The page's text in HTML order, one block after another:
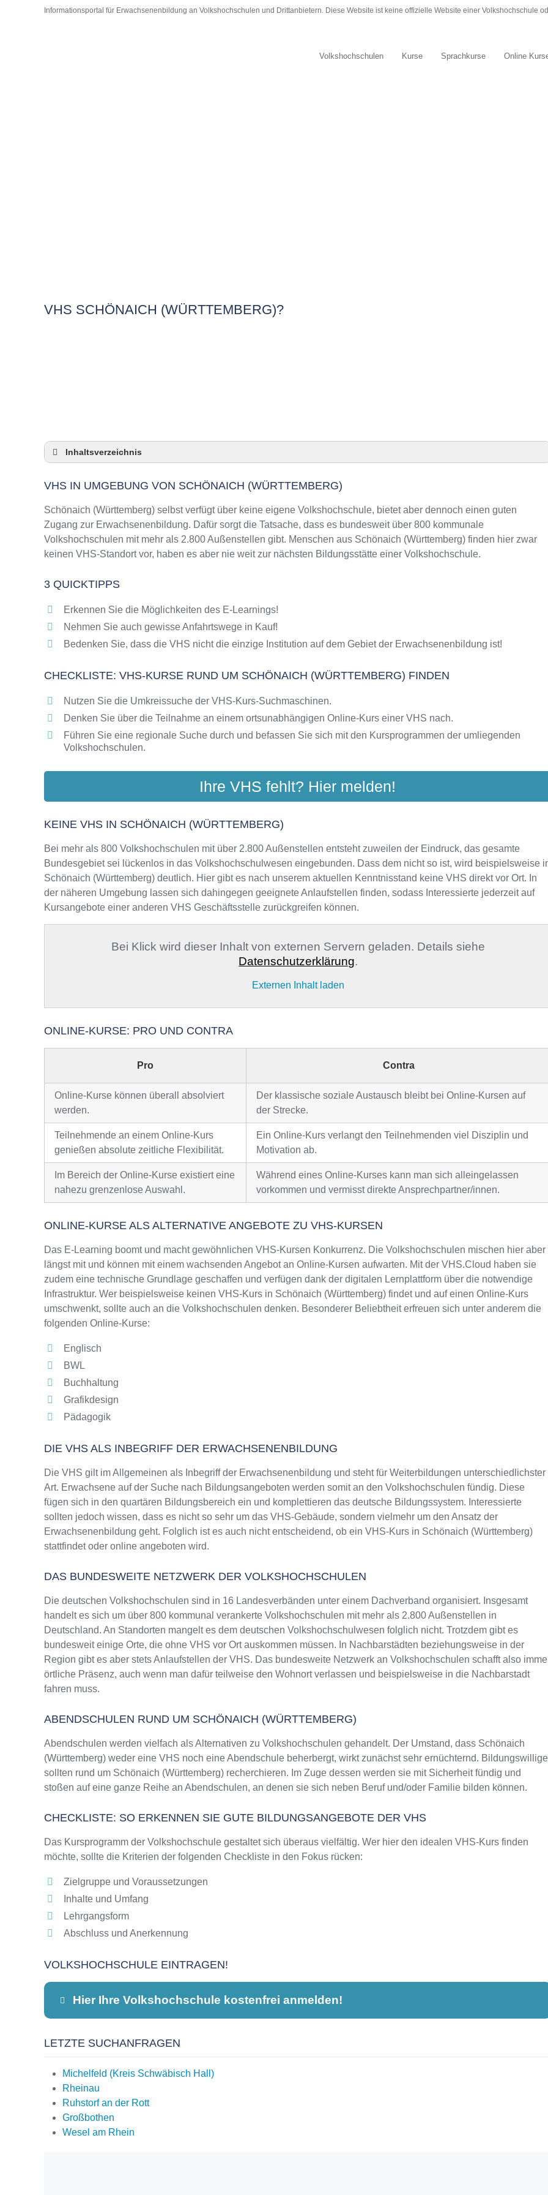
Informationsportal für Erwachsenenbildung an Volkshochschulen und Drittanbietern. Diese Website ist keine offizielle Website einer Volkshochschule
Volkshochschulen Kurse Sprachkurse Online
VHS SCHÖNAICH (WÜRTTEMBERG)?
Inhaltsverzeichnis
3 Quicktipps
Checkliste: VHS-Kurse rund um Schönaich (Württemberg) finden
Keine VHS in Schönaich (Württemberg)
Online-Kurse: Pro und Contra
Online-Kurse als alternative Angebote zu VHS-Kursen
Das bundesweite Netzwerk der Volkshochschulen
Abendschulen rund um Schönaich (Württemberg)
Checkliste: So erkennen Sie gute Bildungsangebote der VHS
VHS IN UMGEBUNG VON SCHÖNAICH (WÜRTTEMBERG)
Schönaich (Württemberg) selbst verfügt über keine eigene Volkshochschule, bietet aber dennoch einen guten
Zugang zur Erwachsenenbildung. Dafür sorgt die Tatsache, dass es bundesweit über 800 kommunale
Volkshochschulen mit mehr als 2.800 Außenstellen gibt. Menschen aus Schönaich (Württemberg) finden hier zwar
keinen VHS-Standort vor, haben es aber nie weit zur nächsten Bildungsstätte einer Volkshochschule.
3 QUICKTIPPS
Erkennen Sie die Möglichkeiten des E-Learnings!
Nehmen Sie auch gewisse Anfahrtswege in Kauf!
Bedenken Sie, dass die VHS nicht die einzige Institution auf dem Gebiet der Erwachsenenbildung ist!
CHECKLISTE: VHS-KURSE RUND UM SCHÖNAICH (WÜRTTEMBERG) FINDEN
Nutzen Sie die Umkreissuche der VHS-Kurs-Suchmaschinen.
Denken Sie über die Teilnahme an einem ortsunabhängigen Online-Kurs einer VHS nach.
Führen Sie eine regionale Suche durch und befassen Sie sich mit den Kursprogrammen der umliegenden
Volkshochschulen.
Ihre VHS fehlt? Hier melden!
KEINE VHS IN SCHÖNAICH (WÜRTTEMBERG)
Bei mehr als 800 Volkshochschulen mit über 2.800 Außenstellen entsteht zuweilen der Eindruck, das gesamte
Bundesgebiet sei lückenlos in das Volkshochschulwesen eingebunden. Dass dem nicht so ist, wird beispielsweise
Schönaich (Württemberg) deutlich. Hier gibt es nach unserem aktuellen Kenntnisstand keine VHS direkt vor Ort. In
der näheren Umgebung lassen sich dahingegen geeignete Anlaufstellen finden, sodass Interessierte jederzeit auf
Kursangebote einer anderen VHS Geschäftsstelle zurückgreifen können.
Bei Klick wird dieser Inhalt von externen Servern geladen. Details siehe
Datenschutzerklärung.
Externen Inhalt laden
ONLINE-KURSE: PRO UND CONTRA
Pro Contra
Online-Kurse können überall absolviert
werden.
Der klassische soziale Austausch bleibt bei Online-Kursen auf
der Strecke.
Teilnehmende an einem Online-Kurs
genießen absolute zeitliche Flexibilität.
Ein Online-Kurs verlangt den Teilnehmenden viel Disziplin und
Motivation ab.
Im Bereich der Online-Kurse existiert eine
nahezu grenzenlose Auswahl.
Während eines Online-Kurses kann man sich alleingelassen
vorkommen und vermisst direkte Ansprechpartner/innen.
ONLINE-KURSE ALS ALTERNATIVE ANGEBOTE ZU VHS-KURSEN
Das E-Learning boomt und macht gewöhnlichen VHS-Kursen Konkurrenz. Die Volkshochschulen mischen hier aber
längst mit und können mit einem wachsenden Angebot an Online-Kursen aufwarten. Mit der VHS.Cloud haben sie
zudem eine technische Grundlage geschaffen und verfügen dank der digitalen Lernplattform über die notwendige
Infrastruktur. Wer beispielsweise keinen VHS-Kurs in Schönaich (Württemberg) findet und auf einen Online-Kurs
umschwenkt, sollte auch an die Volkshochschulen denken. Besonderer Beliebtheit erfreuen sich unter anderem die
folgenden Online-Kurse:
Englisch
BWL
Buchhaltung
Grafikdesign
Pädagogik
DIE VHS ALS INBEGRIFF DER ERWACHSENENBILDUNG
Die VHS gilt im Allgemeinen als Inbegriff der Erwachsenenbildung und steht für Weiterbildungen unterschiedlichster
Art. Erwachsene auf der Suche nach Bildungsangeboten werden somit an den Volkshochschulen fündig. Diese
fügen sich in den quartären Bildungsbereich ein und komplettieren das deutsche Bildungssystem. Interessierte
sollten jedoch wissen, dass es nicht so sehr um das VHS-Gebäude, sondern vielmehr um den Ansatz der
Erwachsenenbildung geht. Folglich ist es auch nicht entscheidend, ob ein VHS-Kurs in Schönaich (Württemberg)
stattfindet oder online angeboten wird.
DAS BUNDESWEITE NETZWERK DER VOLKSHOCHSCHULEN
Die deutschen Volkshochschulen sind in 16 Landesverbänden unter einem Dachverband organisiert. Insgesamt
handelt es sich um über 800 kommunal verankerte Volkshochschulen mit mehr als 2.800 Außenstellen in
Deutschland. An Standorten mangelt es dem deutschen Volkshochschulwesen folglich nicht. Trotzdem gibt es
bundesweit einige Orte, die ohne VHS vor Ort auskommen müssen. In Nachbarstädten beziehungsweise in der
Region gibt es aber stets Anlaufstellen der VHS. Das bundesweite Netzwerk an Volkshochschulen schafft also
örtliche Präsenz, auch wenn man dafür teilweise den Wohnort verlassen und beispielsweise in die Nachbarstadt
fahren muss.
ABENDSCHULEN RUND UM SCHÖNAICH (WÜRTTEMBERG)
Abendschulen werden vielfach als Alternativen zu Volkshochschulen gehandelt. Der Umstand, dass Schönaich
(Württemberg) weder eine VHS noch eine Abendschule beherbergt, wirkt zunächst sehr ernüchternd. Bildungswillige
sollten rund um Schönaich (Württemberg) recherchieren. Im Zuge dessen werden sie mit Sicherheit fündig und
stoßen auf eine ganze Reihe an Abendschulen, an denen sie sich neben Beruf und/oder Familie bilden können.
CHECKLISTE: SO ERKENNEN SIE GUTE BILDUNGSANGEBOTE DER VHS
Das Kursprogramm der Volkshochschule gestaltet sich überaus vielfältig. Wer hier den idealen VHS-Kurs finden
möchte, sollte die Kriterien der folgenden Checkliste in den Fokus rücken:
Zielgruppe und Voraussetzungen
Inhalte und Umfang
Lehrgangsform
Abschluss und Anerkennung
VOLKSHOCHSCHULE EINTRAGEN!
Hier Ihre Volkshochschule kostenfrei anmelden!
LETZTE SUCHANFRAGEN
Michelfeld (Kreis Schwäbisch Hall)
Rheinau
Ruhstorf an der Rott
Großbothen
Wesel am Rhein